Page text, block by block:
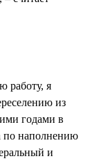
работу, я
из
годами в
по наполнению
и